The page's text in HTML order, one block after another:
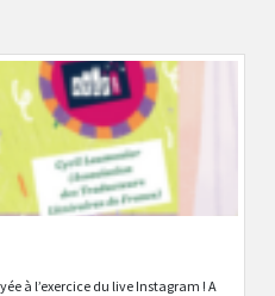
à l’exercice du live Instagram ! A